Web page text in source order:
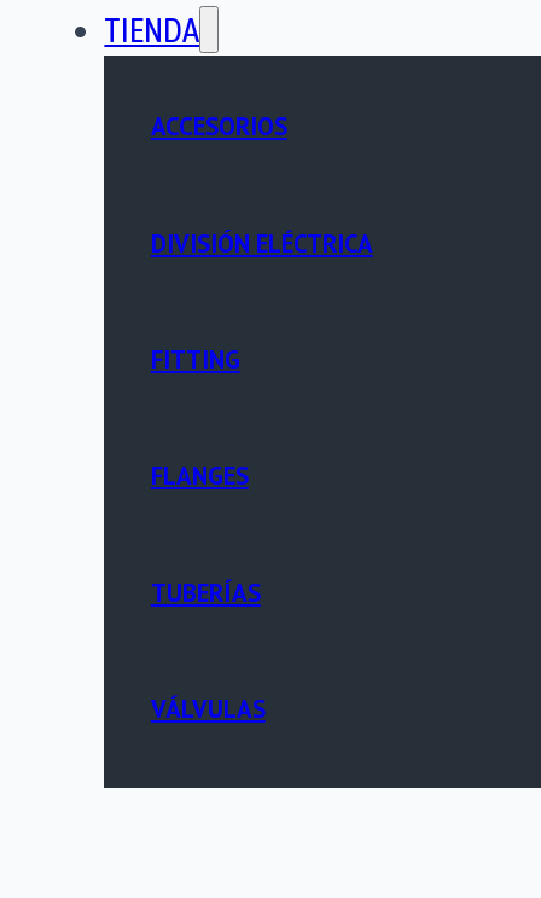
TIENDA
ACCESORIOS
DIVISIÓN ELÉCTRICA
FITTING
FLANGES
TUBERÍAS
VÁLVULAS